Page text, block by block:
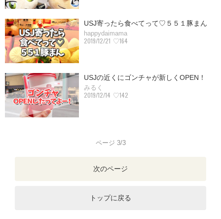
USJ寄ったら食べてって♡５５１豚まん
happydaimama
2019/12/21 ♡164
USJの近くにゴンチャが新しくOPEN！
みるく
2019/12/14 ♡142
ページ 3/3
次のページ
トップに戻る